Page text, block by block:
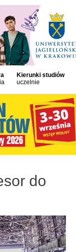
Kierunki studiów
uczelnie
do